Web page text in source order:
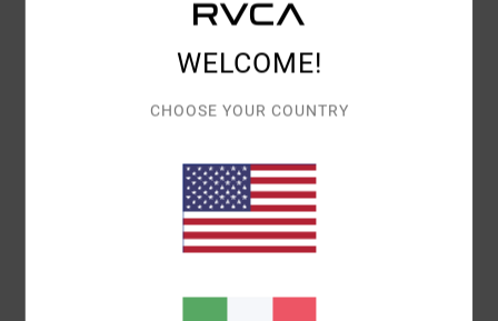
5.0
RAPPORTO QUALITÀ-PREZZO
TAGLIA
TROPPO PICCOLO
TROPPO GRANDE
MATERIALE
WELCOME!
CHOOSE YOUR COUNTRY